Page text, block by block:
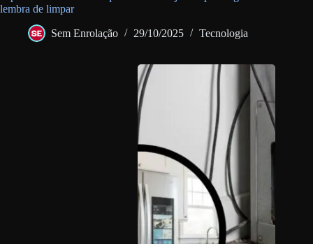
lembra de limpar
Sem Enrolação 29/10/2025 Tecnologia